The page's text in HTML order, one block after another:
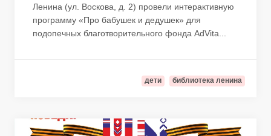
Ленина (ул. Воскова, д. 2) провели интерактивную
программу «Про бабушек и дедушек» для
подопечных благотворительного фонда AdVita...
дети библиотека ленина